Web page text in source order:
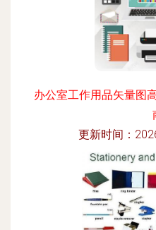
办公室工作用品矢量图
更新时间：